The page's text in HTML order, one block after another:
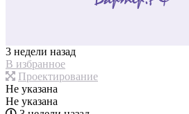
3 недели назад
В избранное
Проектирование
Не указана
Не указана